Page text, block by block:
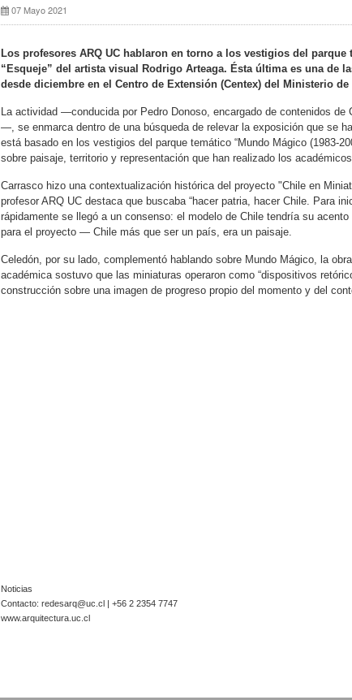
07 Mayo 2021
Los profesores ARQ UC hablaron en torno a los vestigios del
“Esqueje” del artista visual Rodrigo Arteaga. Ésta última es una de
desde diciembre en el Centro de Extensión (Centex) del Ministerio
La actividad —conducida por Pedro Donoso, encargado de contenidos
—, se enmarca dentro de una búsqueda de relevar la exposición que se
está basado en los vestigios del parque temático “Mundo Mágico (1983-
sobre paisaje, territorio y representación que han realizado los
Carrasco hizo una contextualización histórica del proyecto "Chile en
profesor ARQ UC destaca que buscaba “hacer patria, hacer Chile. Para
rápidamente se llegó a un consenso: el modelo de Chile tendría su
para el proyecto — Chile más que ser un país, era un paisaje.
Celedón, por su lado, complementó hablando sobre Mundo Mágico, la
académica sostuvo que las miniaturas operaron como “dispositivos
construcción sobre una imagen de progreso propio del momento y del
Noticias
Contacto: redesarq@uc.cl | +56 2 2354 7747
www.arquitectura.uc.cl